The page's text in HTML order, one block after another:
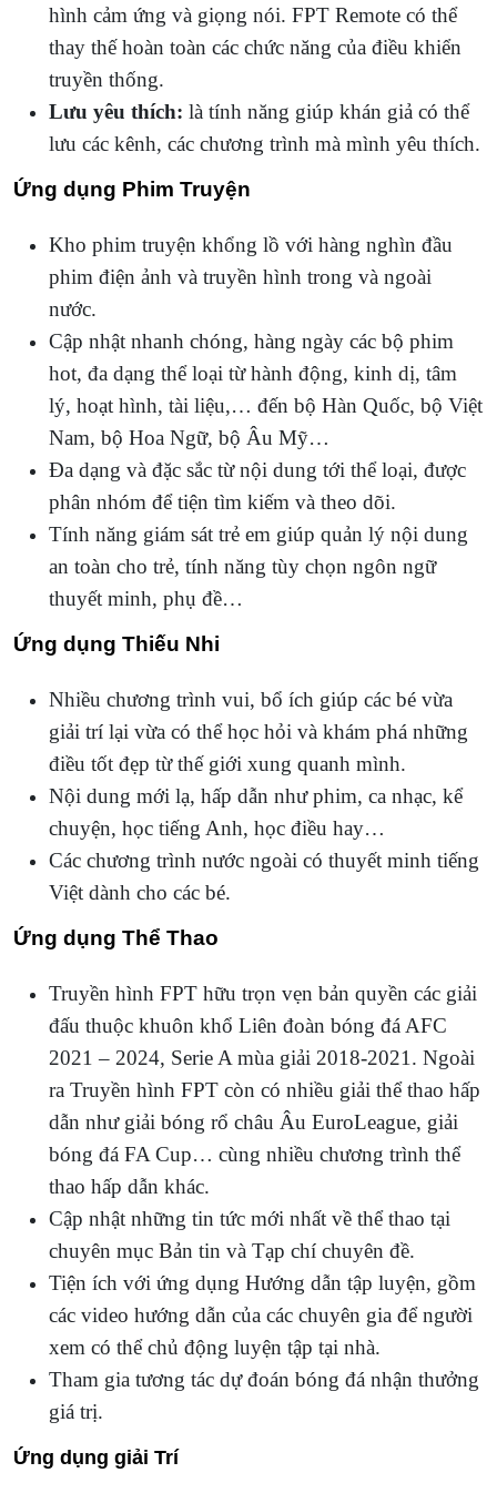
hình cảm ứng và giọng nói. FPT Remote có thể
thay thế hoàn toàn các chức năng của điều khiển
truyền thống.
Lưu yêu thích: là tính năng giúp khán giả có thể
lưu các kênh, các chương trình mà mình yêu thích.
Ứng dụng Phim Truyện
Kho phim truyện khổng lồ với hàng nghìn đầu
phim điện ảnh và truyền hình trong và ngoài
nước.
Cập nhật nhanh chóng, hàng ngày các bộ phim
hot, đa dạng thể loại từ hành động, kinh dị, tâm
lý, hoạt hình, tài liệu,… đến bộ Hàn Quốc, bộ Việt
Nam, bộ Hoa Ngữ, bộ Âu Mỹ…
Đa dạng và đặc sắc từ nội dung tới thể loại, được
phân nhóm để tiện tìm kiếm và theo dõi.
Tính năng giám sát trẻ em giúp quản lý nội dung
an toàn cho trẻ, tính năng tùy chọn ngôn ngữ
thuyết minh, phụ đề…
Ứng dụng Thiếu Nhi
Nhiều chương trình vui, bổ ích giúp các bé vừa
giải trí lại vừa có thể học hỏi và khám phá những
điều tốt đẹp từ thế giới xung quanh mình.
Nội dung mới lạ, hấp dẫn như phim, ca nhạc, kể
chuyện, học tiếng Anh, học điều hay…
Các chương trình nước ngoài có thuyết minh tiếng
Việt dành cho các bé.
Ứng dụng Thể Thao
Truyền hình FPT hữu trọn vẹn bản quyền các giải
đấu thuộc khuôn khổ Liên đoàn bóng đá AFC
2021 – 2024, Serie A mùa giải 2018-2021. Ngoài
ra Truyền hình FPT còn có nhiều giải thể thao hấp
dẫn như giải bóng rổ châu Âu EuroLeague, giải
bóng đá FA Cup… cùng nhiều chương trình thể
thao hấp dẫn khác.
Cập nhật những tin tức mới nhất về thể thao tại
chuyên mục Bản tin và Tạp chí chuyên đề.
Tiện ích với ứng dụng Hướng dẫn tập luyện, gồm
các video hướng dẫn của các chuyên gia để người
xem có thể chủ động luyện tập tại nhà.
Tham gia tương tác dự đoán bóng đá nhận thưởng
giá trị.
Ứng dụng giải Trí